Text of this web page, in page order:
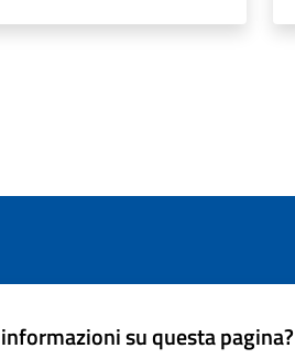
su questa pagina?